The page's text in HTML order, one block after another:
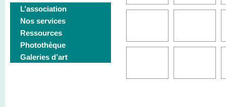
L’association
Nos services
Ressources
Photothèque
Galeries d’art